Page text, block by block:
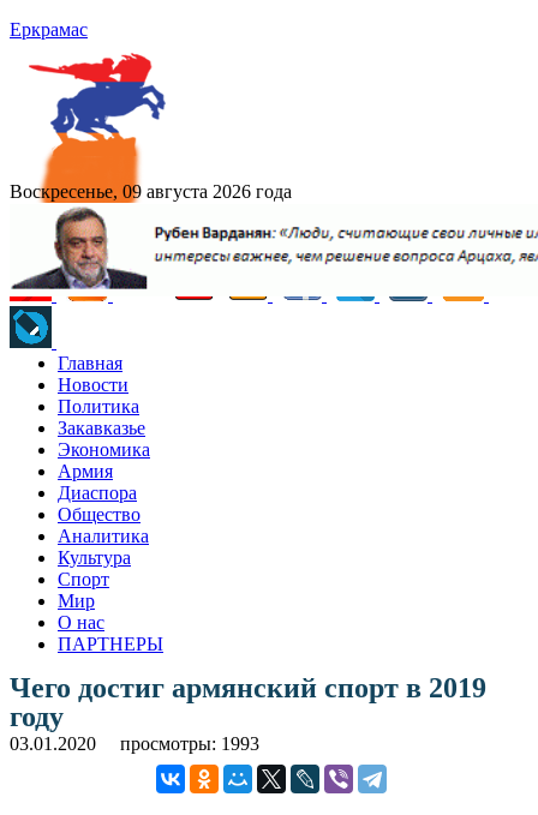
Еркрамас
Воскресенье, 09 августа 2026 года
Главная
Новости
Политика
Закавказье
Экономика
Армия
Диаспора
Общество
Аналитика
Культура
Спорт
Мир
О нас
ПАРТНЕРЫ
Чего достиг армянский спорт в 2019
году
03.01.2020 просмотры: 1993